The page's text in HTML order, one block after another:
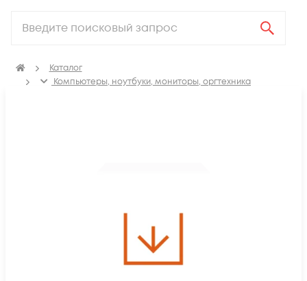
Каталог
Компьютеры, ноутбуки, мониторы, оргтехника